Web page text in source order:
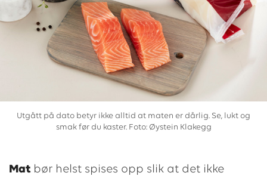
Utgått på dato betyr ikke alltid at maten er dårlig. Se, lukt og
smak før du kaster. Foto: Øystein Klakegg
Mat bør helst spises opp slik at det ikke